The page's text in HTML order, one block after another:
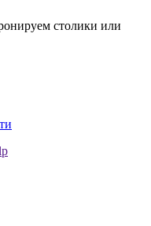
столики или